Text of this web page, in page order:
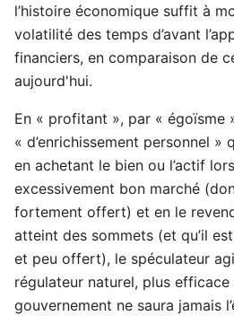
l’histoire économique suffit à
volatilité des temps d’avant
financiers, en comparaison de
aujourd'hui.
En « profitant », par « égoïsme
« d’enrichissement personnel »
en achetant le bien ou l’actif
excessivement bon marché
fortement offert) et en le
atteint des sommets (et qu’il
et peu offert), le spéculateur
régulateur naturel, plus efficace
gouvernement ne saura jamais